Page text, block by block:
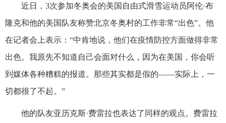
近日，3次参加冬奥会的美国自由式滑雪运动员阿伦·布
隆克和他的美国队友称赞北京冬奥村的工作非常“出色”。他
在记者会上表示：“中肯地说，他们在疫情防控方面做得非常
出色。我原先不知道自己会面对什么，因为在美国，你会听
到媒体各种糟糕的报道。那些其实都是假的——实际上，一
切都很了不起。”
他的队友亚历克斯·费雷拉也表达了同样的观点。费雷拉